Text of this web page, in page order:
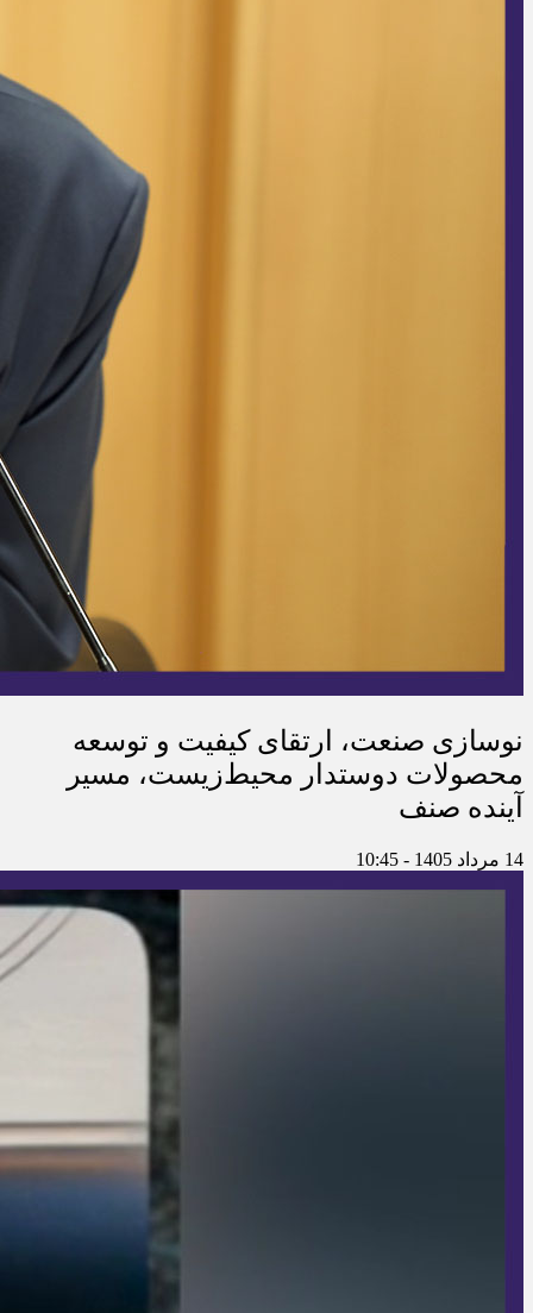
نوسازی صنعت، ارتقای کیفیت و توسعه
محصولات دوستدار محیط‌زیست، مسیر
آینده صنف